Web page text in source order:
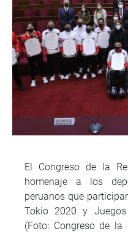
El Congreso de la
homenaje a los
peruanos que
Tokio 2020 y
(Foto: Congreso de la